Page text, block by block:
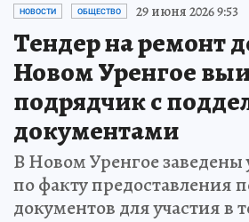
НОВОСТИ ОБЩЕСТВО 29 июня 2026 9:53
Тендер на ремонт
Новом Уренгое
подрядчик с
документами
В Новом Уренгое заведены
по факту предоставления
документов для участия в